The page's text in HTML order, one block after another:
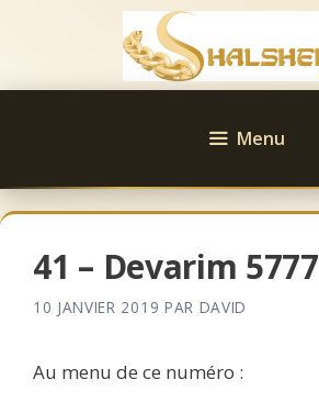
Menu
41 – Devarim 5777
10 JANVIER 2019 PAR DAVID
Au menu de ce numéro :